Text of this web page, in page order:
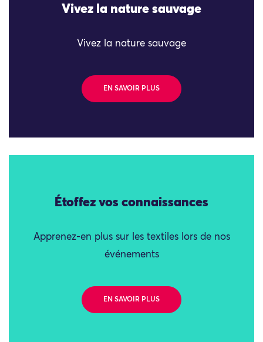
Vivez la nature sauvage
Vivez la nature sauvage
EN SAVOIR PLUS
Étoffez vos connaissances
Apprenez-en plus sur les textiles lors de nos
événements
EN SAVOIR PLUS